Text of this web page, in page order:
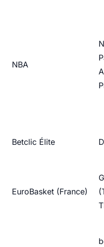
NBA
Betclic Élite
EuroBasket (France)